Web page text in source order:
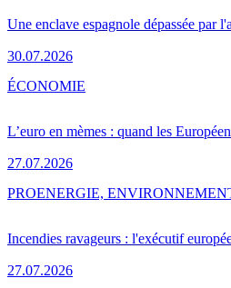
Une enclave espagnole dépassée par
30.07.2026
L’euro en mèmes : quand les
27.07.2026
ÉCONOMIE
Incendies ravageurs : l'exécutif
27.07.2026
PROENERGIE,